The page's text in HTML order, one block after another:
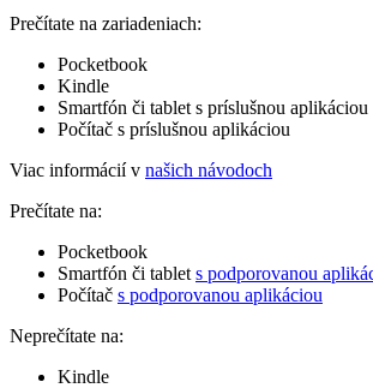
Prečítate na zariadeniach:
Pocketbook
Kindle
Smartfón či tablet s príslušnou aplikáciou
Počítač s príslušnou aplikáciou
Viac informácií v našich návodoch
Prečítate na:
Pocketbook
Smartfón či tablet s podporovanou
Počítač s podporovanou aplikáciou
Neprečítate na:
Kindle